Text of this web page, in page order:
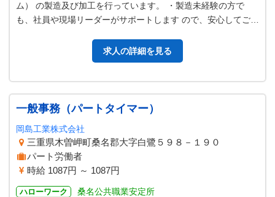
ム） の製造及び加工を行っています。 ・製造未経験の方で
も、社員や現場リーダーがサポートします ので、安心してご応
求人の詳細を見る
一般事務（パートタイマー）
岡島工業株式会社
三重県木曽岬町桑名郡大字白鷺５９８－１９０
パート労働者
時給 1087円 ～ 1087円
ハローワーク 桑名公共職業安定所